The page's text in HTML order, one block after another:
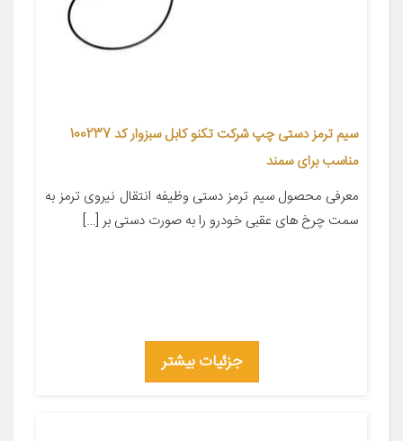
سیم ترمز دستی چپ شرکت تکنو کابل سبزوار کد 100237
مناسب برای سمند
معرفی محصول سیم ترمز دستی وظیفه انتقال نیروی ترمز به
سمت چرخ های عقبی خودرو را به صورت دستی بر […]
جزئیات بیشتر